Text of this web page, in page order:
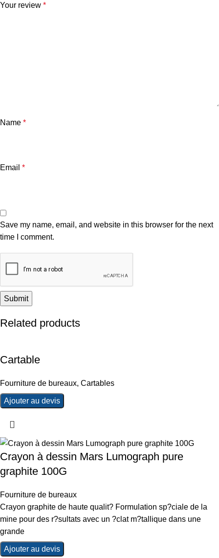
Your review *
Name *
Email *
Save my name, email, and website in this browser for the next
time I comment.
Related products
Cartable
Fourniture de bureaux, Cartables
Ajouter au devis
Crayon à dessin Mars Lumograph pure
graphite 100G
Fourniture de bureaux
Crayon graphite de haute qualit? Formulation sp?ciale de la
mine pour des r?sultats avec un ?clat m?tallique dans une
grande
Ajouter au devis